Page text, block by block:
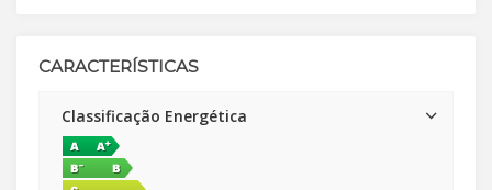
CARACTERÍSTICAS
Classificação Energética